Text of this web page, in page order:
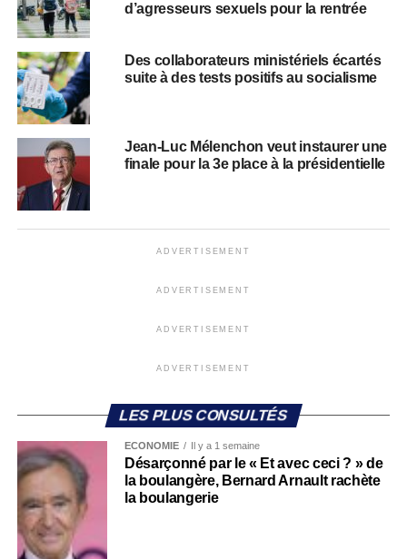
d’agresseurs sexuels pour la rentrée
Des collaborateurs ministériels écartés
suite à des tests positifs au socialisme
Jean-Luc Mélenchon veut instaurer une
finale pour la 3e place à la présidentielle
ADVERTISEMENT
ADVERTISEMENT
ADVERTISEMENT
ADVERTISEMENT
LES PLUS CONSULTÉS
ECONOMIE Il y a 1 semaine
Désarçonné par le « Et avec ceci ? » de
la boulangère, Bernard Arnault rachète
la boulangerie